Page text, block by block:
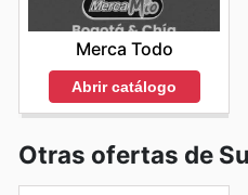
Merca Todo
Abrir catálogo
Otras ofertas de